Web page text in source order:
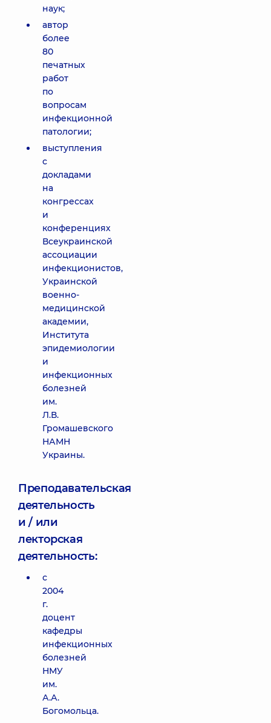
наук;
автор
более
80
печатных
работ
по
вопросам
инфекционной
патологии;
выступления
с
докладами
на
конгрессах
и
конференциях
Всеукраинской
ассоциации
инфекционистов,
Украинской
военно-
медицинской
академии,
Института
эпидемиологии
и
инфекционных
болезней
им.
Л.В.
Громашевского
НАМН
Украины.
Преподавательская
деятельность
и / или
лекторская
деятельность:
с
2004
г.
доцент
кафедры
инфекционных
болезней
НМУ
им.
А.А.
Богомольца.